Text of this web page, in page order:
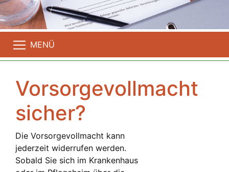
MENÜ
Vorsorgevollmacht
sicher?
Die Vorsorgevollmacht kann
jederzeit widerrufen werden.
Sobald Sie sich im Krankenhaus